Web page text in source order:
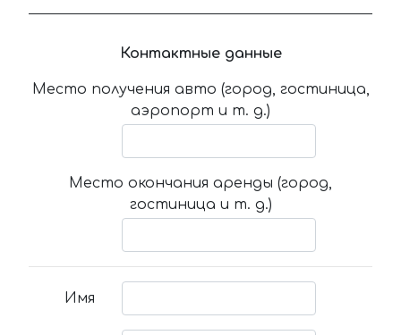
Контактные данные
Место получения авто (город, гостиница,
аэропорт и т. д.)
Место окончания аренды (город,
гостиница и т. д.)
Имя